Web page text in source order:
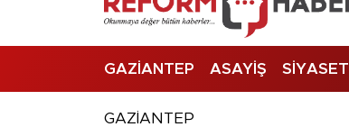
GAZİANTEP ASAYİŞ SİYASET
GAZIANTEP
Trafik Durumu
Süper Lig Puan Durumu ve Fikstür